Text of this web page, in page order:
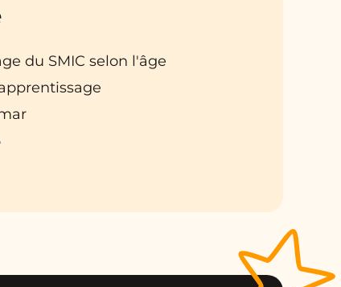
du SMIC selon l'âge